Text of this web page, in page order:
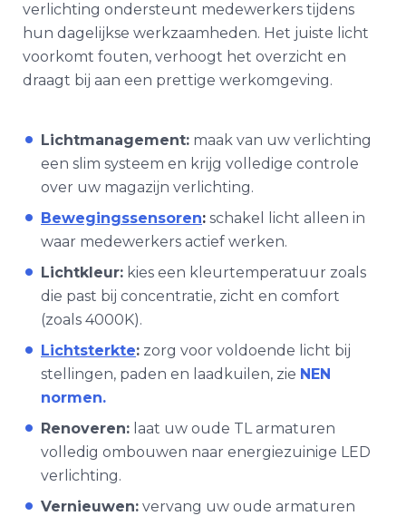
verlichting ondersteunt medewerkers tijdens
hun dagelijkse werkzaamheden. Het juiste licht
voorkomt fouten, verhoogt het overzicht en
draagt bij aan een prettige werkomgeving.
Lichtmanagement: maak van uw verlichting
een slim systeem en krijg volledige controle
over uw magazijn verlichting.
Bewegingssensoren: schakel licht alleen in
waar medewerkers actief werken.
Lichtkleur: kies een kleurtemperatuur zoals
die past bij concentratie, zicht en comfort
(zoals 4000K).
Lichtsterkte: zorg voor voldoende licht bij
stellingen, paden en laadkuilen, zie NEN
normen.
Renoveren: laat uw oude TL armaturen
volledig ombouwen naar energiezuinige LED
verlichting.
Vernieuwen: vervang uw oude armaturen